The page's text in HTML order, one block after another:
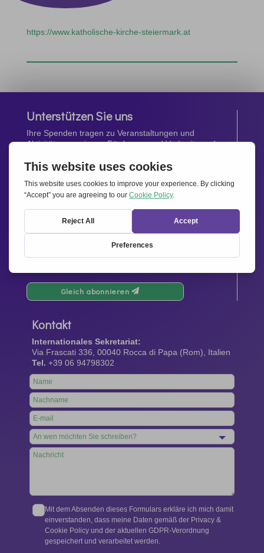
https://www.katholische-kirche-steiermark.at
Unterstützen Sie uns
Ihre Spenden tragen zu Veranstaltungen und
Aktivitäten, sowie zur Förderung und Verbreitung des
Jetzt spenden
Newsletter
Bleiben Sie auf dem Laufenden mit den neuesten
Infos aus unserem Netzwerk.
Gleich abonnieren
Kontakt
Internationales Sekretariat:
Via Frascati 336, 00040 Rocca di Papa (Rom), Italien
Tel. +39 06 94798302
Leave
this
field
blank
Mit dem Absenden dieses Formulars erkläre ich mich damit
einverstanden, dass meine Daten gemäß der Privacy &
Cookie Policy und der aktuellen GDPR-Verordnung
gespeichert und verarbeitet werden.